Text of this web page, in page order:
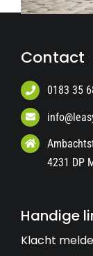
Contact
0183 35
4231 DP
Handige
Klacht